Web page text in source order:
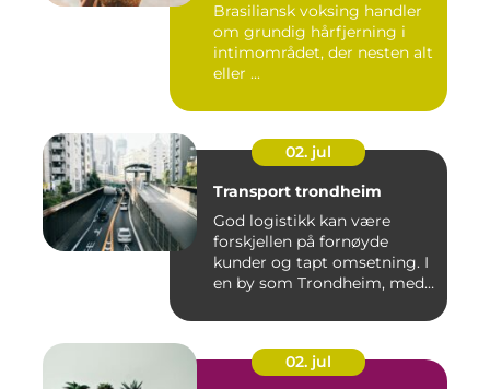
Brasiliansk voksing handler
om grundig hårfjerning i
intimområdet, der nesten alt
eller ...
02. jul
Transport trondheim
God logistikk kan være
forskjellen på fornøyde
kunder og tapt omsetning. I
en by som Trondheim, med
02. jul